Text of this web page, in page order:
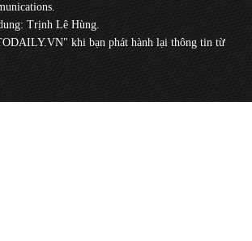
Trịnh Lê Hùng.
khi bạn phát hành lại thông tin từ